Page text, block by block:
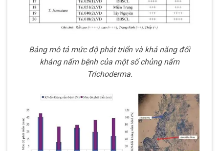
Bảng mô tả mức độ phát triển và khả năng đối
kháng nấm bệnh của một số chủng nấm
Trichoderma.